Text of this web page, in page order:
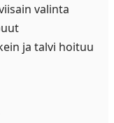
valinta
ja talvi hoituu